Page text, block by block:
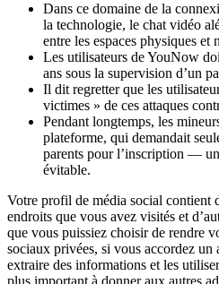
Dans ce domaine de la
la technologie, le chat vidéo
entre les espaces physiques et
Les utilisateurs de YouNow
ans sous la supervision d’un
Il dit regretter que les
victimes » de ces attaques
Pendant longtemps, les
plateforme, qui demandait
parents pour l’inscription —
évitable.
Votre profil de média social contient
endroits que vous avez visités et
que vous puissiez choisir de rendre
sociaux privées, si vous accordez un
extraire des informations et les